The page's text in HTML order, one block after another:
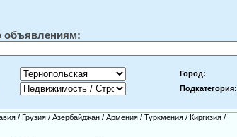
объявлениям:
Город:
Подкатегория:
/ Грузия / Азербайджан / Армения / Туркмения / Киргизия /